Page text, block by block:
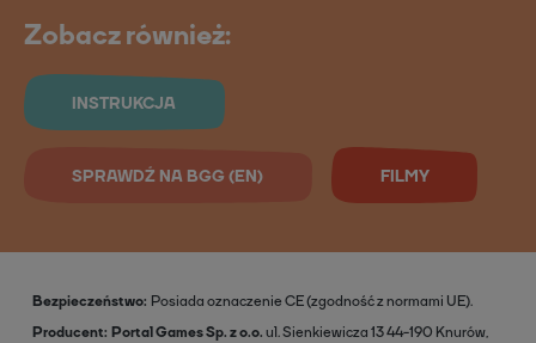
Zobacz również:
INSTRUKCJA
SPRAWDŹ NA BGG (EN) FILMY
Bezpieczeństwo Posiada oznaczenie CE (zgodność z normami UE).
Producent Portal Games Sp. z o.o.ul. Sienkiewicza 1344-190 Knurów,